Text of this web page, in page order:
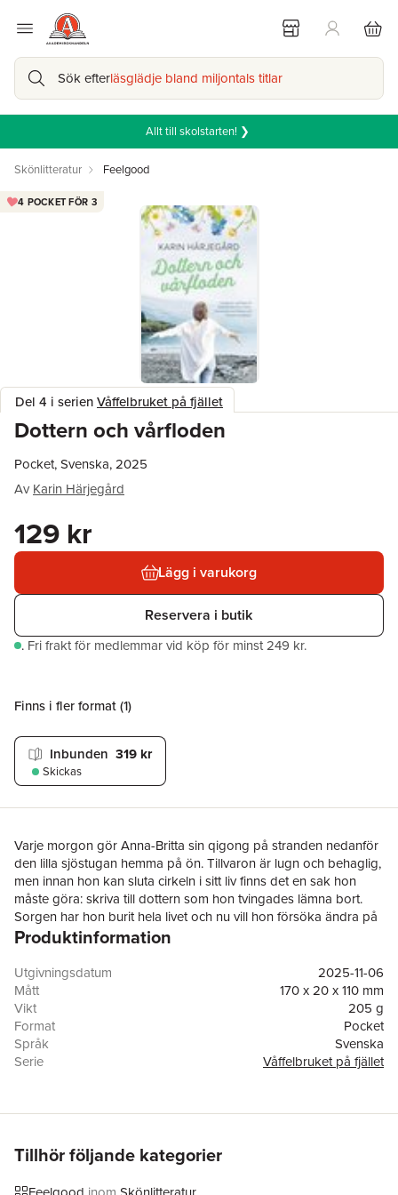
Sök efterläsglädje bland miljontals titlar
Allt till skolstarten! ❯
Skönlitteratur Feelgood
Del 4 i serienVåffelbruket på fjället
Dottern och vårfloden
4 POCKET FÖR 3
Pocket, Svenska, 2025
Av Karin Härjegård
129 kr
Lägg i varukorg
Reservera i butik
. Fri frakt för medlemmar vid köp för minst 249 kr.
Finns i fler format (1)
Inbunden 319 kr
Skickas
Varje morgon gör Anna-Britta sin qigong på stranden nedanför
den lilla sjöstugan hemma på ön. Tillvaron är lugn och behaglig,
men innan hon kan sluta cirkeln i sitt liv finns det en sak hon
måste göra: skriva till dottern som hon tvingades lämna bort.
Sorgen har hon burit hela livet och nu vill hon försöka ändra på
det som blev.
i Östersund – till den dagen då sonen berättar att han och
familjen ska flytta till Oslo. Tillvaron rubbas rejält och det blir inte
lättare av att hon får ett brev från en kvinna som säger sig vara
hennes biologiska mamma. Kvinnan som lämnade bort henne,
kvinnan som led av psykiska problem och i perioder vårdades
för dem. Varför skulle Fredrika vilja träffa henne? Tänk om hon
restaurang på gården. Livet börjar falla på plats, men emellanåt
starkare, att ha sällskap på gården och på hennes skidturer och
vandringar. Och så har hon ju Emily att arbeta tillsammans med
och Louise som stöttar henne i planerna på stuguthyrning och
Produktinformation
Utgivningsdatum
2025-11-06
Mått
170 x 20 x 110 mm
Vikt
205 g
Format
Pocket
Språk
Svenska
Serie
Våffelbruket på fjället
Förlag
Printz publishing
ISBN
Miljömärkning
Tillhör följande kategorier